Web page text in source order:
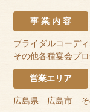
事 業 内 容
ブライダルコーデ
その他各種宴会プ
営業エリア
広島県 広島市 そ